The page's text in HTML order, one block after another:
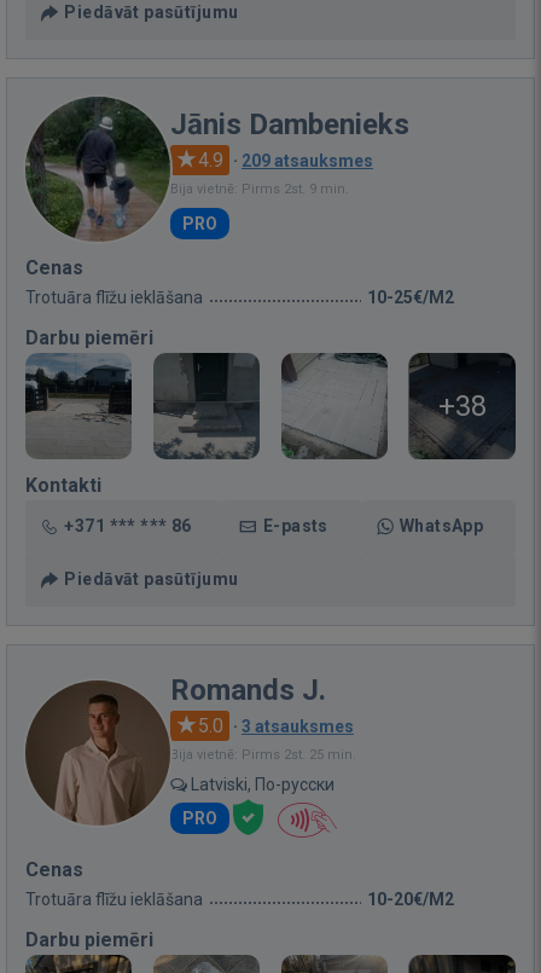
Piedāvāt pasūtījumu
Jānis Dambenieks
4.9 · 209 atsauksmes
Bija vietnē: Pirms 2st. 9 min.
PRO
Cenas
Trotuāra flīžu ieklāšana 10-25€/M2
Darbu piemēri
+38
Kontakti
+371 *** *** 86 E-pasts WhatsApp
Piedāvāt pasūtījumu
Romands J.
5.0 · 3 atsauksmes
Bija vietnē: Pirms 2st. 25 min.
Latviski, По-русски
PRO
Cenas
Trotuāra flīžu ieklāšana 10-20€/M2
Darbu piemēri